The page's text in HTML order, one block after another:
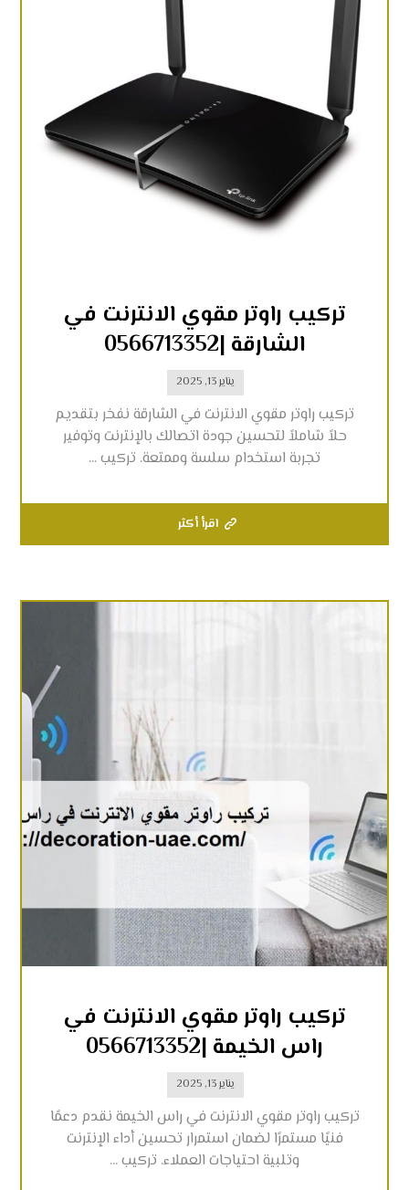
تركيب راوتر مقوي الانترنت في
الشارقة |0566713352
يناير 13, 2025
تركيب راوتر مقوي الانترنت في الشارقة نفخر بتقديم
حلاً شاملاً لتحسين جودة اتصالك بالإنترنت وتوفير
تجربة استخدام سلسة وممتعة. تركيب ...
اقرأ أكثر
تركيب راوتر مقوي الانترنت في
راس الخيمة |0566713352
يناير 13, 2025
تركيب راوتر مقوي الانترنت في راس الخيمة نقدم دعمًا
فنيًا مستمرًا لضمان استمرار تحسين أداء الإنترنت
وتلبية احتياجات العملاء. تركيب ...